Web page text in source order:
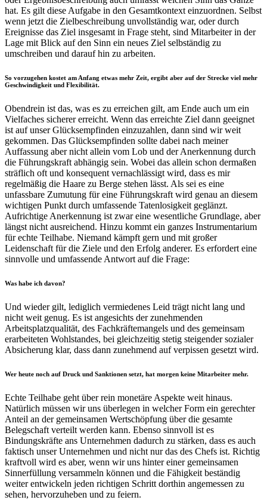
hat. Es gilt diese Aufgabe in den Gesamtkontext einzuordnen. Selbst
wenn jetzt die Zielbeschreibung unvollständig war, oder durch
Ereignisse das Ziel insgesamt in Frage steht, sind Mitarbeiter in der
Lage mit Blick auf den Sinn ein neues Ziel selbständig zu
umschreiben und darauf hin zu arbeiten.
So vorzugehen kostet am Anfang etwas mehr Zeit, ergibt aber auf der Strecke viel mehr
Geschwindigkeit und Flexibilität.
Obendrein ist das, was es zu erreichen gilt, am Ende auch um ein
Vielfaches sicherer erreicht. Wenn das erreichte Ziel dann geeignet
ist auf unser Glücksempfinden einzuzahlen, dann sind wir weit
gekommen. Das Glücksempfinden sollte dabei nach meiner
Auffassung aber nicht allein vom Lob und der Anerkennung durch
die Führungskraft abhängig sein. Wobei das allein schon dermaßen
sträflich oft und konsequent vernachlässigt wird, dass es mir
regelmäßig die Haare zu Berge stehen lässt. Als sei es eine
unfassbare Zumutung für eine Führungskraft wird genau an diesem
wichtigen Punkt durch umfassende Tatenlosigkeit geglänzt.
Aufrichtige Anerkennung ist zwar eine wesentliche Grundlage, aber
längst nicht ausreichend. Hinzu kommt ein ganzes Instrumentarium
für echte Teilhabe. Niemand kämpft gern und mit großer
Leidenschaft für die Ziele und den Erfolg anderer. Es erfordert eine
sinnvolle und umfassende Antwort auf die Frage:
Was habe ich davon?
Und wieder gilt, lediglich vermiedenes Leid trägt nicht lang und
nicht weit genug. Es ist angesichts der zunehmenden
Arbeitsplatzqualität, des Fachkräftemangels und des gemeinsam
erarbeiteten Wohlstandes, bei gleichzeitig stetig steigender sozialer
Absicherung klar, dass dann zunehmend auf verpissen gesetzt wird.
Wer heute noch auf Druck und Sanktionen setzt, hat morgen keine Mitarbeiter mehr.
Echte Teilhabe geht über rein monetäre Aspekte weit hinaus.
Natürlich müssen wir uns überlegen in welcher Form ein gerechter
Anteil an der gemeinsamen Wertschöpfung über die gesamte
Belegschaft verteilt werden kann. Ebenso sinnvoll ist es
Bindungskräfte ans Unternehmen dadurch zu stärken, dass es auch
faktisch unser Unternehmen und nicht nur das des Chefs ist. Richtig
kraftvoll wird es aber, wenn wir uns hinter einer gemeinsamen
Sinnerfüllung versammeln können und die Fähigkeit beständig
weiter entwickeln jeden richtigen Schritt dorthin angemessen zu
sehen, hervorzuheben und zu feiern.